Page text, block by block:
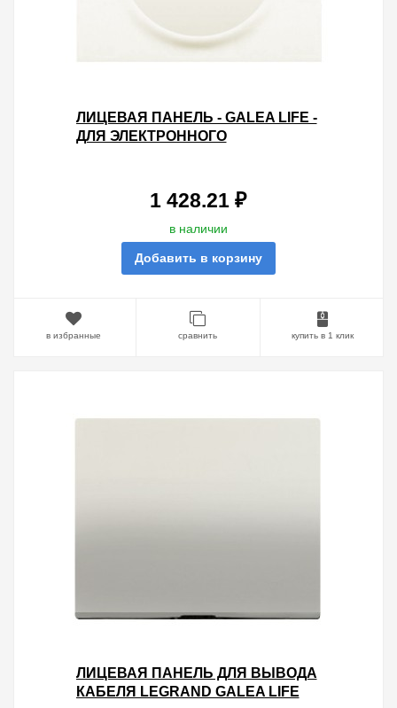
ЛИЦЕВАЯ ПАНЕЛЬ - GALEA LIFE -
ДЛЯ ЭЛЕКТРОННОГО
1 428.21 ₽
в наличии
Добавить в корзину
в избранные сравнить купить в 1 клик
ЛИЦЕВАЯ ПАНЕЛЬ ДЛЯ ВЫВОДА
КАБЕЛЯ LEGRAND GALEA LIFE